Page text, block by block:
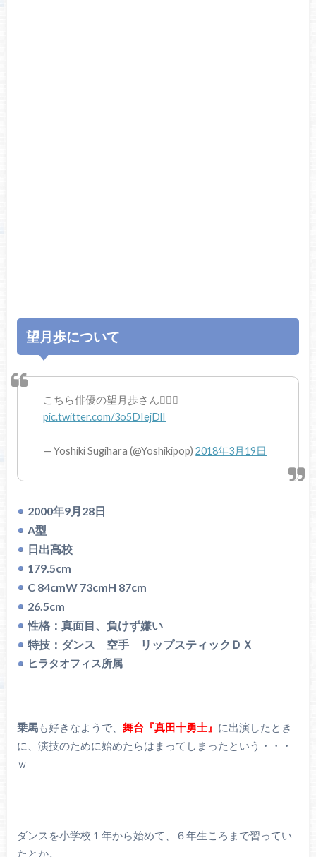
望月歩について
こちら俳優の望月歩さん💁🏻‍♂️
pic.twitter.com/3o5DIejDlI
— Yoshiki Sugihara (@Yoshikipop)2018年3月19日
2000年9月28日
A型
日出高校
179.5cm
C 84cmW 73cmH 87cm
26.5cm
性格：真面目、負けず嫌い
特技：ダンス 空手 リップスティックＤＸ
ヒラタオフィス所属
乗馬も好きなようで、 舞台『真田十勇士』 に出演したとき
に、演技のために始めたらはまってしまったという・・・
ｗ
ダンスを小学校１年から始めて、６年生ころまで習ってい
たとか。